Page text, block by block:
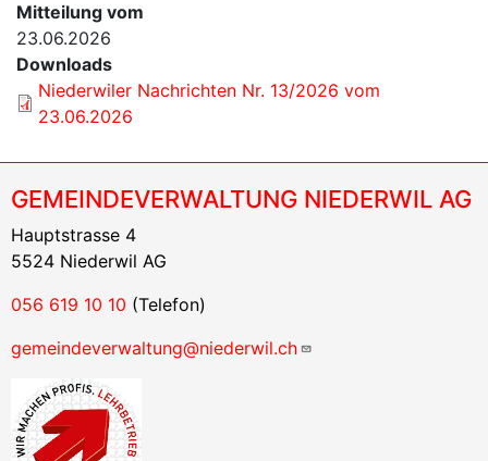
Mitteilung vom
23.06.2026
Downloads
Niederwiler Nachrichten Nr. 13/2026 vom
23.06.2026
GEMEINDEVERWALTUNG NIEDERWIL AG
Hauptstrasse 4
5524 Niederwil AG
056 619 10 10 (Telefon)
gemeindeverwaltung@niederwil.ch